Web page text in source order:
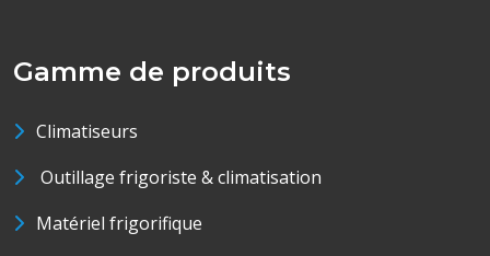
Gamme de produits
Climatiseurs
Outillage frigoriste & climatisation
Matériel frigorifique